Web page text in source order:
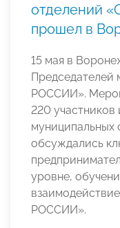
отделений
прошел в
15 мая в
РОССИИ».
220 участников
муниципальных
обсуждались
уровне,
РОССИИ».